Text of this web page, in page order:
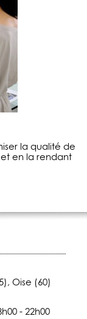
la qualité de
en la rendant
Oise (60)
- 22h00